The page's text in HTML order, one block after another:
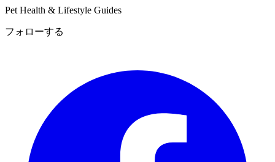
Pet Health & Lifestyle Guides
フォローする